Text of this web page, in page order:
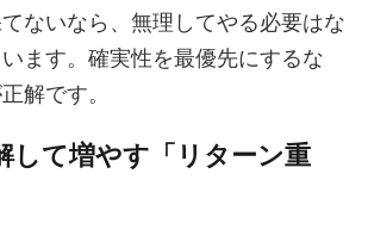
ないなら、無理してやる必要はな
ます。確実性を最優先にするな
解です。
して増やす「リターン重